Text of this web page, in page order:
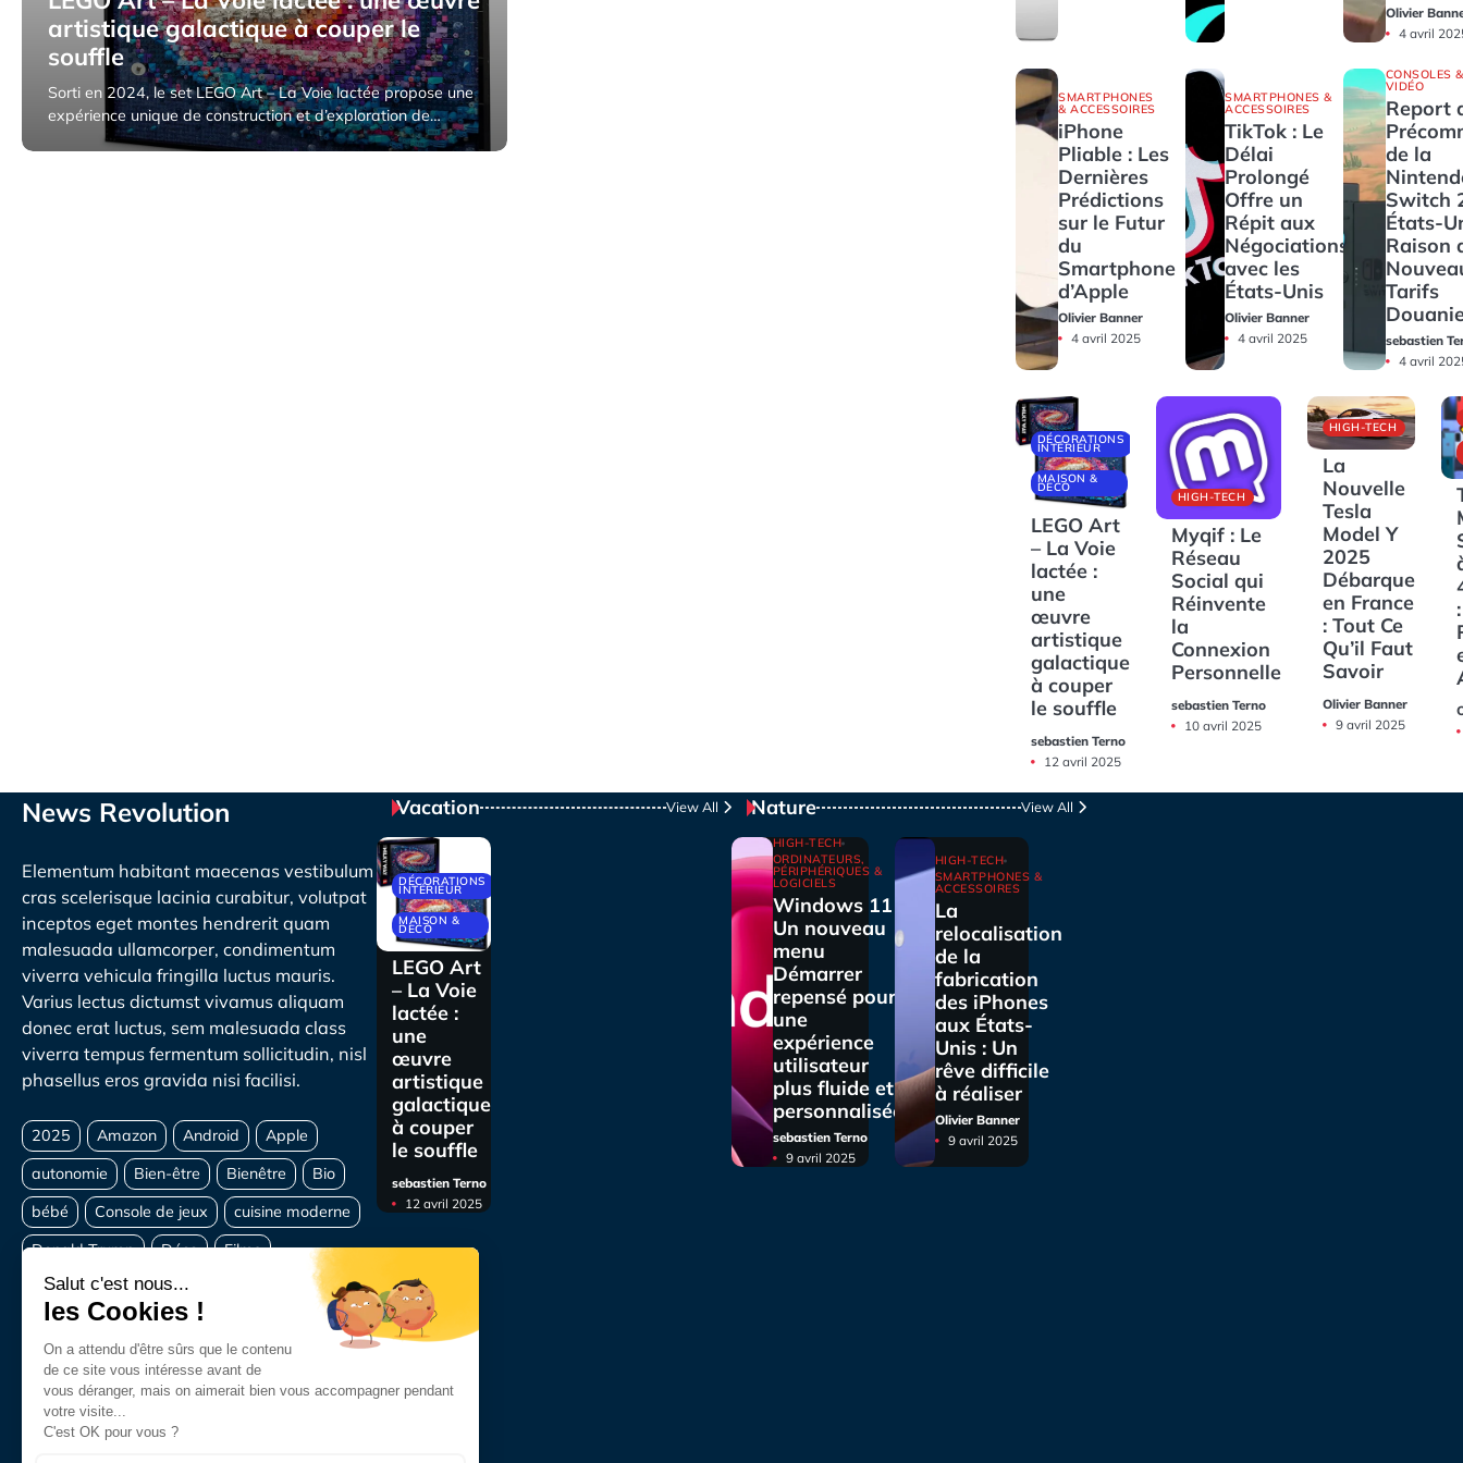
artistique galactique à couper le
souffle
Sorti en 2024, le set LEGO Art – La Voie lactée propose une
expérience unique de construction et d’exploration de…
12 avril 2025
Olivier
4 avril
SMARTPHONES
& ACCESSOIRES
iPhone
Pliable : Les
Dernières
Prédictions
sur le Futur
du
Smartphone
d’Apple
Olivier Banner
4 avril 2025
SMARTPHONES &
ACCESSOIRES
TikTok : Le
Délai
Prolongé
Offre un
Répit aux
Négociations
avec les
États-Unis
Olivier Banner
4 avril 2025
CONSOLES
VIDÉO
Report
de la
Switch
États-
Raison
Tarifs
sebastien
4 avril
DÉCORATIONS
INTÉRIEUR
MAISON &
DECO
LEGO Art
– La Voie
lactée :
une
œuvre
artistique
galactique
à couper
le souffle
sebastien Terno
12 avril 2025
HIGH-TECH
Myqif : Le
Réseau
Social qui
Réinvente
la
Connexion
Personnelle
sebastien Terno
10 avril 2025
HIGH-TECH
La
Nouvelle
Tesla
Model Y
2025
Débarque
en France
: Tout Ce
Qu’il Faut
Savoir
Olivier Banner
9 avril 2025
:
News Revolution
Elementum habitant maecenas vestibulum
cras scelerisque lacinia curabitur, volutpat
inceptos eget montes hendrerit quam
malesuada ullamcorper, condimentum
viverra vehicula fringilla luctus mauris.
Varius lectus dictumst vivamus aliquam
donec erat luctus, sem malesuada class
viverra tempus fermentum sollicitudin, nisl
phasellus eros gravida nisi facilisi.
Vacation View All
DÉCORATIONS
INTÉRIEUR
MAISON &
DECO
LEGO Art
– La Voie
lactée :
une
œuvre
artistique
galactique
à couper
le souffle
sebastien Terno
12 avril 2025
Nature View All
HIGH-TECH
ORDINATEURS,
PÉRIPHÉRIQUES &
LOGICIELS
Windows 11 :
Un nouveau
menu
Démarrer
repensé pour
une
expérience
utilisateur
plus fluide et
personnalisée
sebastien Terno
9 avril 2025
HIGH-TECH
SMARTPHONES &
ACCESSOIRES
La
relocalisation
de la
fabrication
des iPhones
aux États-
Unis : Un
rêve difficile
à réaliser
Olivier Banner
9 avril 2025